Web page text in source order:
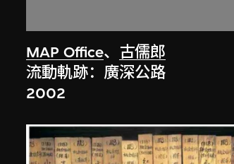
MAP Office、 古儒郎
流動軌跡：廣深公路
2002